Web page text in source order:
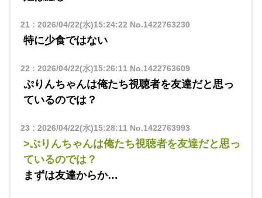
21 : 2026/04/22(水)15:24:22 No.1422763230
特に少食ではない
22 : 2026/04/22(水)15:26:11 No.1422763609
ぷりんちゃんは俺たち視聴者を友達だと思っ
ているのでは？
23 : 2026/04/22(水)15:28:11 No.1422763993
>ぷりんちゃんは俺たち視聴者を友達だと思っ
ているのでは？
まずは友達からか…